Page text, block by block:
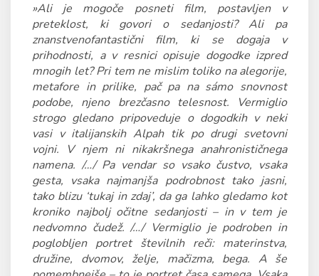
»Ali je mogoče posneti film, postavljen v
preteklost, ki govori o sedanjosti? Ali pa
znanstvenofantastični film, ki se dogaja v
prihodnosti, a v resnici opisuje dogodke izpred
mnogih let? Pri tem ne mislim toliko na alegorije,
metafore in prilike, pač pa na sámo snovnost
podobe, njeno brezčasno telesnost. Vermiglio
strogo gledano pripoveduje o dogodkih v neki
vasi v italijanskih Alpah tik po drugi svetovni
vojni. V njem ni nikakršnega anahronističnega
namena. /…/ Pa vendar so vsako čustvo, vsaka
gesta, vsaka najmanjša podrobnost tako jasni,
tako blizu ‘tukaj in zdaj’, da ga lahko gledamo kot
kroniko najbolj očitne sedanjosti – in v tem je
nedvomno čudež. /…/ Vermiglio je podroben in
poglobljen portret številnih reči: materinstva,
družine, dvomov, želje, mačizma, bega. A še